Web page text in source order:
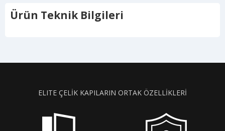
Ürün Teknik Bilgileri
ELITE ÇELİK KAPILARIN ORTAK ÖZELLİKLERİ